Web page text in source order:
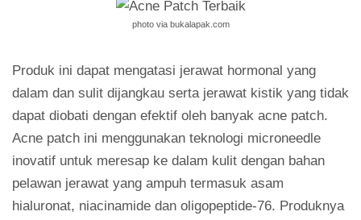
photo via bukalapak.com
Produk ini dapat mengatasi jerawat hormonal yang
dalam dan sulit dijangkau serta jerawat kistik yang tidak
dapat diobati dengan efektif oleh banyak acne patch.
Acne patch ini menggunakan teknologi microneedle
inovatif untuk meresap ke dalam kulit dengan bahan
pelawan jerawat yang ampuh termasuk asam
hialuronat, niacinamide dan oligopeptide-76. Produknya